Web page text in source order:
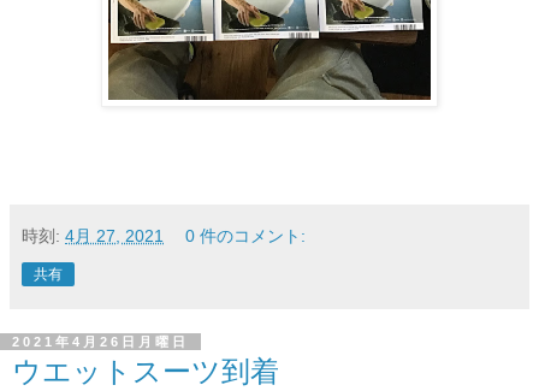
時刻: 4月 27, 2021 0 件のコメント:
共有
2021年4月26日月曜日
ウエットスーツ到着